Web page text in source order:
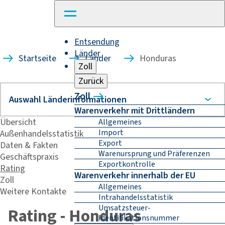
Entsendung
Länder
Zoll
Zurück
Zoll
Warenverkehr mit Drittländern
Allgemeines
Import
Export
Warenursprung und Präferenzen
Exportkontrolle
Warenverkehr innerhalb der EU
Allgemeines
Intrahandelsstatistik
Umsatzsteuer-
Identifikationsnummer
Startseite Länder Honduras
Übersicht
Außenhandelsstatistik
Daten & Fakten
Geschäftspraxis
Rating
Zoll
Weitere Kontakte
Rating - Honduras